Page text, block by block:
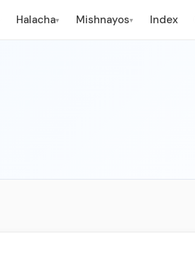
Halacha▾ Mishnayos▾ Index